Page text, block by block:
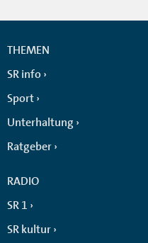
THEMEN
SR info
Sport
Unterhaltung
Ratgeber
RADIO
SR 1
SR kultur